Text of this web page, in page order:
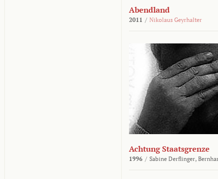
Abendland
2011 / Nikolaus Geyrhalter
Achtung Staatsgrenze
1996 / Sabine Derflinger,